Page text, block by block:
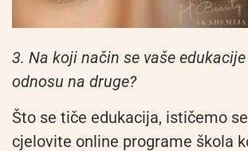
3. Na koji način se vaše
odnosu na druge?
Što se tiče edukacija, ističemo
cjelovite online programe škola